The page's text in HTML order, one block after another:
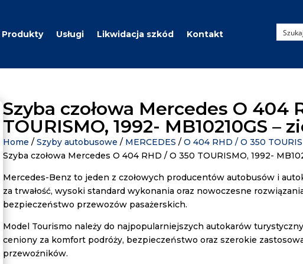
Produkty Usługi Likwidacja szkód Kontakt
Szyba czołowa Mercedes O 404
TOURISMO, 1992- MB10210GS –
Home /Szyby autobusowe / MERCEDES /O 404 RHD / O 350
Szyba czołowa Mercedes O 404 RHD / O 350 TOURISMO, 1992-
Mercedes-Benz to jeden z czołowych producentów autobusów i
za trwałość, wysoki standard wykonania oraz nowoczesne
bezpieczeństwo przewozów pasażerskich.
Model Tourismo należy do najpopularniejszych autokarów
ceniony za komfort podróży, bezpieczeństwo oraz szerokie
przewoźników.